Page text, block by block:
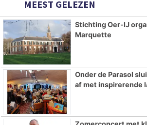
MEEST GELEZEN
Stichting Oer-IJ
Marquette
Onder de Parasol
af met inspirerende